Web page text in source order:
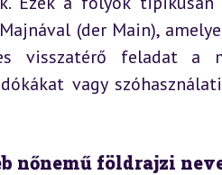
(der Main),
visszatérő feladat a
vagy
nőnemű földrajzi